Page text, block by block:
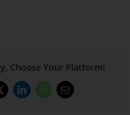
Choose Your Platform!
LinkedInWhatsApp
Email